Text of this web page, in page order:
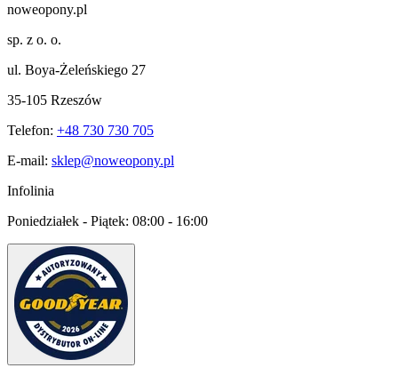
noweopony.pl
sp. z o. o.
ul. Boya-Żeleńskiego 27
35-105 Rzeszów
Telefon: +48 730 730 705
E-mail: sklep@noweopony.pl
Infolinia
Poniedziałek - Piątek: 08:00 - 16:00